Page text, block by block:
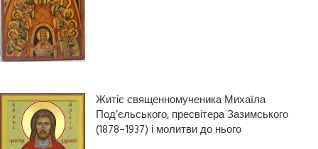
Житіє священномученика Михаїла
Под’єльського, пресвітера Зазимського
(1878–1937) і молитви до нього